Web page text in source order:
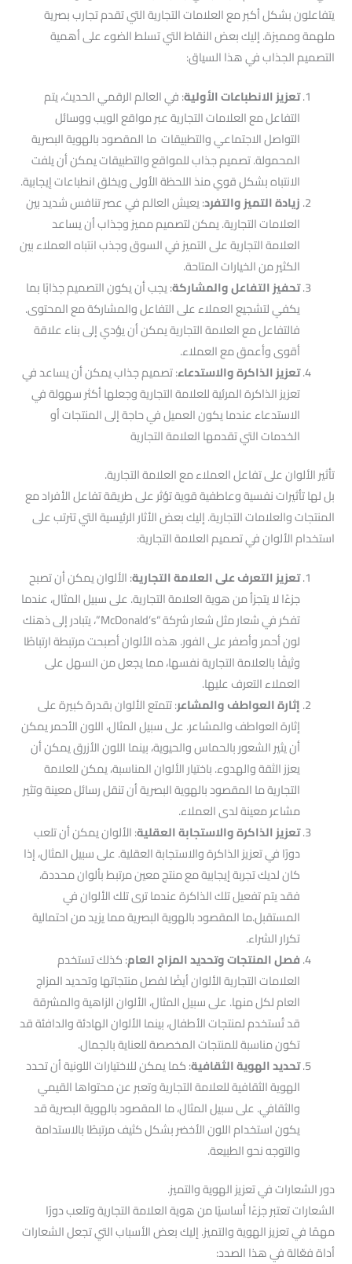
يتفاعلون بشكل أكبر مع العلامات التجارية التي تقدم تجارب بصرية
ملهمة ومميزة. إليك بعض النقاط التي تسلط الضوء على أهمية
التصميم الجذاب في هذا السياق:
تعزيز الانطباعات الأولية: في العالم الرقمي الحديث، يتم
التفاعل مع العلامات التجارية عبر مواقع الويب ووسائل
التواصل الاجتماعي والتطبيقات ما المقصود بالهوية البصرية
المحمولة. تصميم جذاب للمواقع والتطبيقات يمكن أن يلفت
الانتباه بشكل قوي منذ اللحظة الأولى ويخلق انطباعات إيجابية.
زيادة التميز والتفرد: يعيش العالم في عصر تنافس شديد بين
العلامات التجارية. يمكن لتصميم مميز وجذاب أن يساعد
العلامة التجارية على التميز في السوق وجذب انتباه العملاء بين
الكثير من الخيارات المتاحة.
تحفيز التفاعل والمشاركة: يجب أن يكون التصميم جذابًا بما
يكفي لتشجيع العملاء على التفاعل والمشاركة مع المحتوى.
فالتفاعل مع العلامة التجارية يمكن أن يؤدي إلى بناء علاقة
أقوى وأعمق مع العملاء.
تعزيز الذاكرة والاستدعاء: تصميم جذاب يمكن أن يساعد في
تعزيز الذاكرة المرئية للعلامة التجارية وجعلها أكثر سهولة في
الاستدعاء عندما يكون العميل في حاجة إلى المنتجات أو
الخدمات التي تقدمها العلامة التجارية
تأثير الألوان على تفاعل العملاء مع العلامة التجارية.
بل لها تأثيرات نفسية وعاطفية قوية تؤثر على طريقة تفاعل الأفراد مع
المنتجات والعلامات التجارية. إليك بعض الأثار الرئيسية التي تترتب على
استخدام الألوان في تصميم العلامة التجارية:
تعزيز التعرف على العلامة التجارية: الألوان يمكن أن تصبح
جزءًا لا يتجزأ من هوية العلامة التجارية. على سبيل المثال، عندما
تفكر في شعار مثل شعار شركة “McDonald’s”، يتبادر إلى ذهنك
لون أحمر وأصفر على الفور. هذه الألوان أصبحت مرتبطة ارتباطًا
وثيقًا بالعلامة التجارية نفسها، مما يجعل من السهل على
العملاء التعرف عليها.
إثارة العواطف والمشاعر: تتمتع الألوان بقدرة كبيرة على
إثارة العواطف والمشاعر. على سبيل المثال، اللون الأحمر يمكن
أن يثير الشعور بالحماس والحيوية، بينما اللون الأزرق يمكن أن
يعزز الثقة والهدوء. باختيار الألوان المناسبة، يمكن للعلامة
التجارية ما المقصود بالهوية البصرية أن تنقل رسائل معينة وتثير
مشاعر معينة لدى العملاء.
تعزيز الذاكرة والاستجابة العقلية: الألوان يمكن أن تلعب
دورًا في تعزيز الذاكرة والاستجابة العقلية. على سبيل المثال، إذا
كان لديك تجربة إيجابية مع منتج معين مرتبط بألوان محددة،
فقد يتم تفعيل تلك الذاكرة عندما ترى تلك الألوان في
المستقبل.ما المقصود بالهوية البصرية مما يزيد من احتمالية
تكرار الشراء.
فصل المنتجات وتحديد المزاج العام: كذلك تستخدم
العلامات التجارية الألوان أيضًا لفصل منتجاتها وتحديد المزاج
العام لكل منها. على سبيل المثال، الألوان الزاهية والمشرقة
قد تُستخدم لمنتجات الأطفال، بينما الألوان الهادئة والدافئة قد
تكون مناسبة للمنتجات المخصصة للعناية بالجمال.
تحديد الهوية الثقافية: كما يمكن للاختيارات اللونية أن تحدد
الهوية الثقافية للعلامة التجارية وتعبر عن محتواها القيمي
والثقافي. على سبيل المثال، ما المقصود بالهوية البصرية قد
يكون استخدام اللون الأخضر بشكل كثيف مرتبطًا بالاستدامة
والتوجه نحو الطبيعة.
دور الشعارات في تعزيز الهوية والتميز.
الشعارات تعتبر جزءًا أساسيًا من هوية العلامة التجارية وتلعب دورًا
مهمًا في تعزيز الهوية والتميز. إليك بعض الأسباب التي تجعل الشعارات
أداة فعّالة في هذا الصدد: